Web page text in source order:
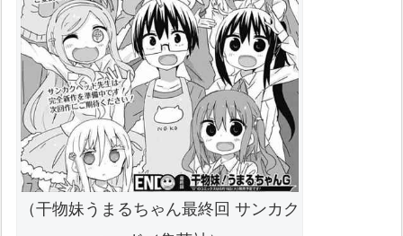
（干物妹うまるちゃん最終回 サンカク